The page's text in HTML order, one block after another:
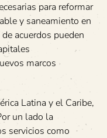
para reformar
y saneamiento en
acuerdos pueden
marcos
Latina y el Caribe,
un lado la
servicios como